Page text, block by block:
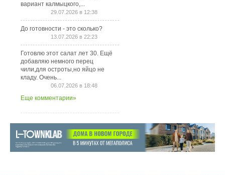
вариант калмыцкого,...
29.07.2026 в 12:38
До готовности - это сколько?
13.07.2026 в 22:23
Готовлю этот салат лет 30. Ещё
добавляю немного перец
чили,для остроты,но яйцо не
кладу. Очень...
06.07.2026 в 18:48
Еще комментарии»